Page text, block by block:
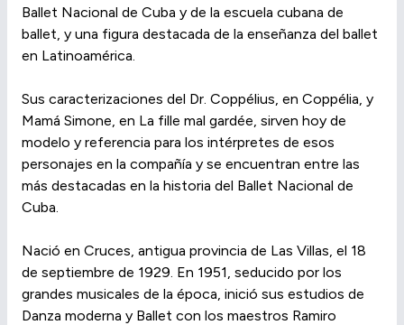
Ballet Nacional de Cuba y de la escuela cubana de
ballet, y una figura destacada de la enseñanza del ballet
en Latinoamérica.
Sus caracterizaciones del Dr. Coppélius, en Coppélia, y
Mamá Simone, en La fille mal gardée, sirven hoy de
modelo y referencia para los intérpretes de esos
personajes en la compañía y se encuentran entre las
más destacadas en la historia del Ballet Nacional de
Cuba.
Nació en Cruces, antigua provincia de Las Villas, el 18
de septiembre de 1929. En 1951, seducido por los
grandes musicales de la época, inició sus estudios de
Danza moderna y Ballet con los maestros Ramiro